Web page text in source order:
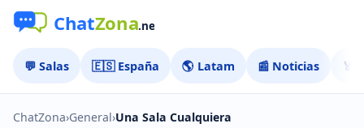
💬 Salas 🇪🇸 España 🌎 Latam 📰 Noticias 🏅
ChatZona›General›Una Sala Cualquiera